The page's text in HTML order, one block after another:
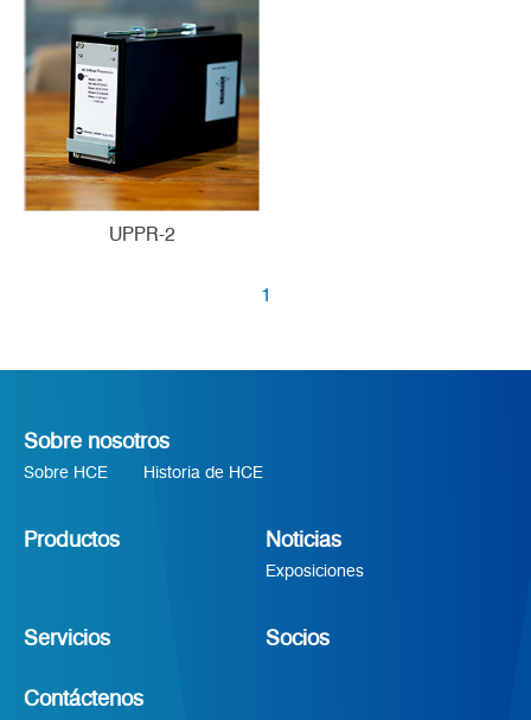
UPPR-2
1
Sobre nosotros
Sobre HCE Historia de HCE
Productos Noticias
Exposiciones
Servicios Socios
Contáctenos